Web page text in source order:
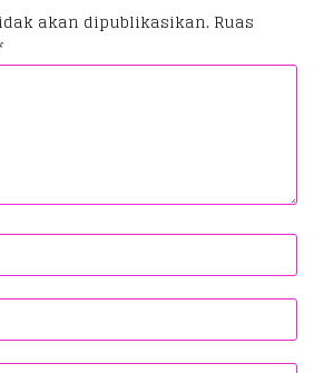
akan dipublikasikan.Ruas